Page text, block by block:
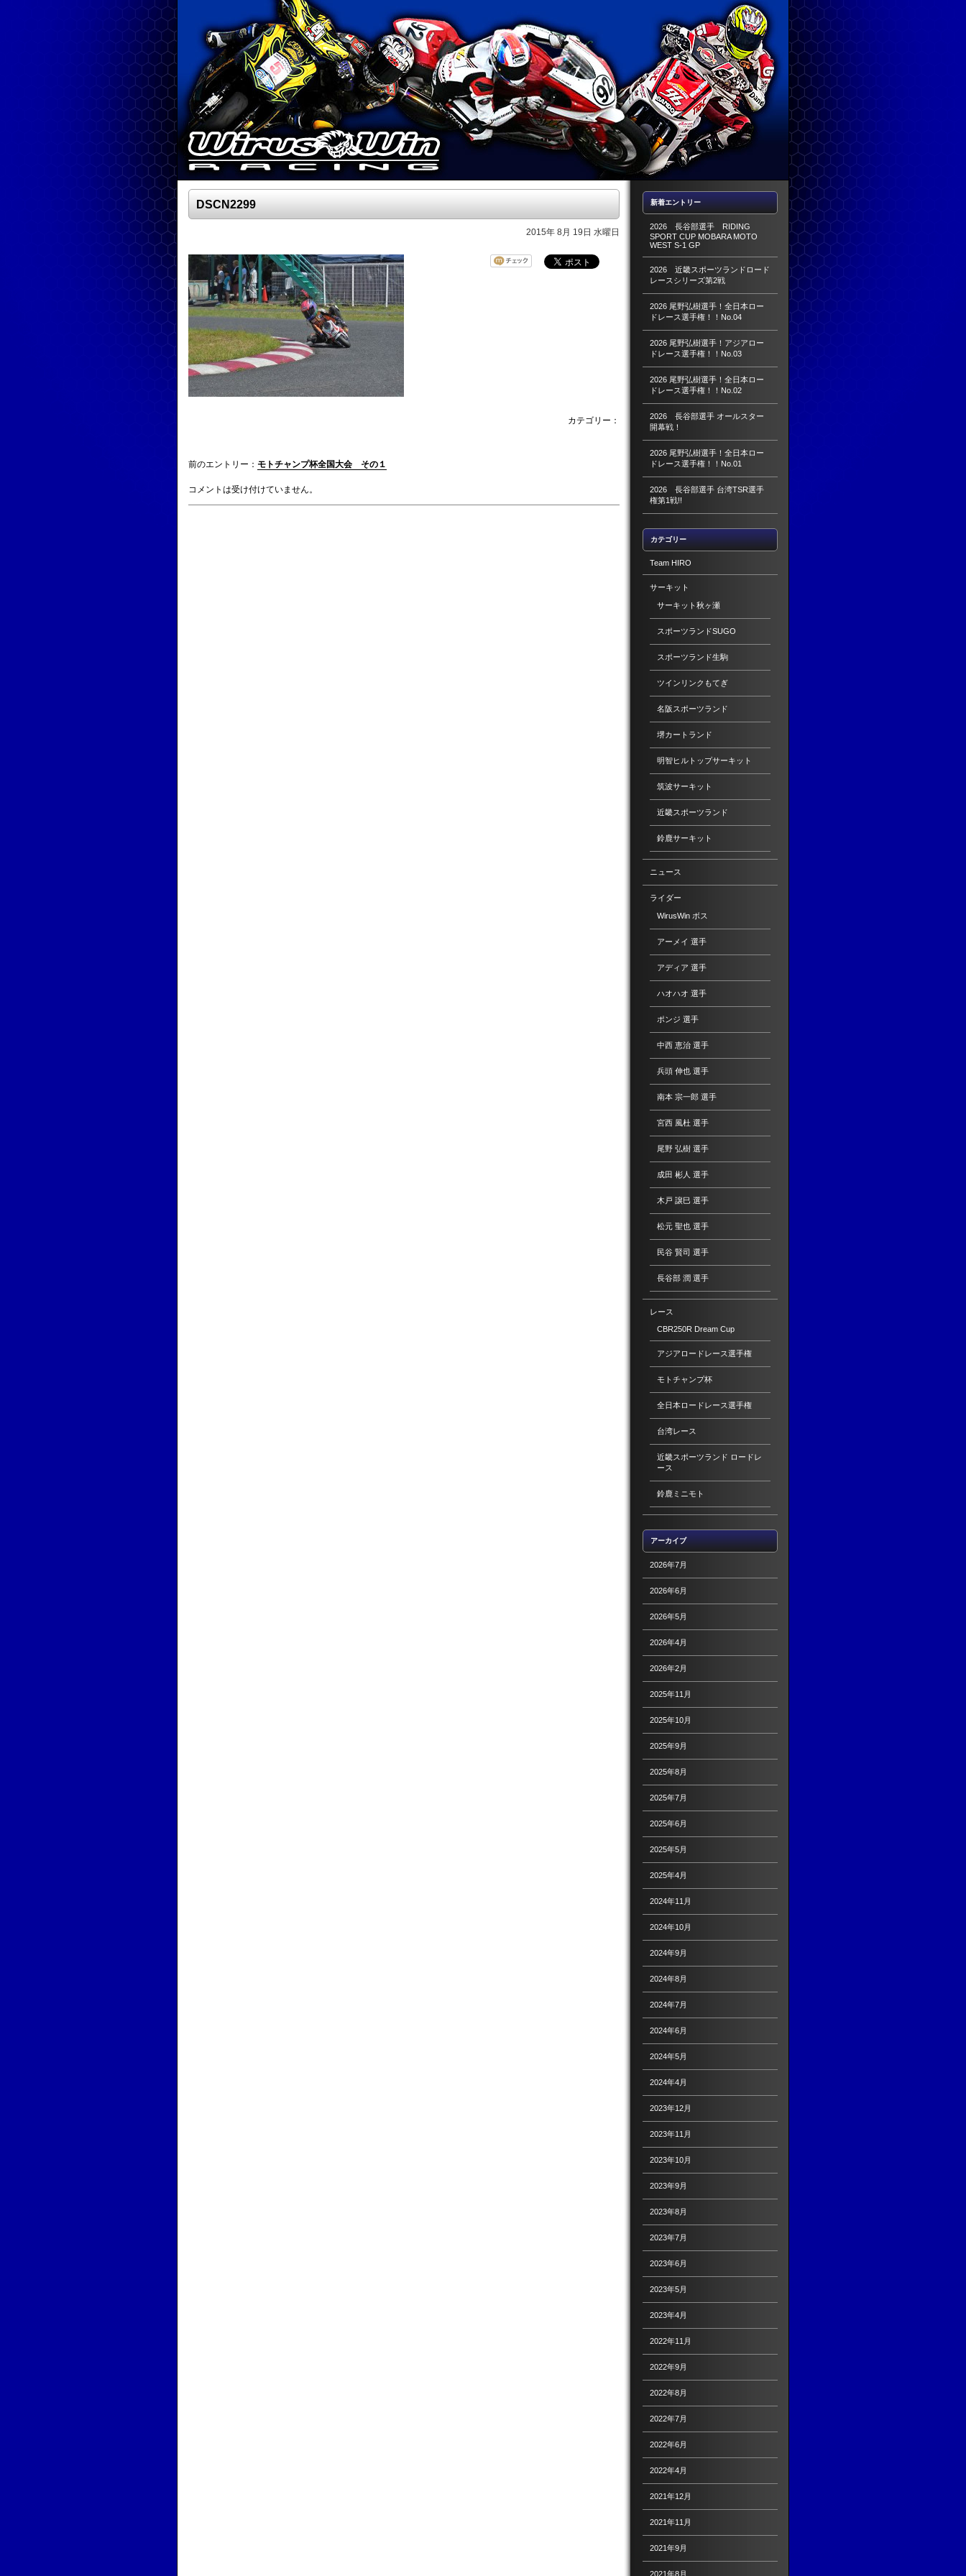
DSCN2299
2015年 8月 19日 水曜日
カテゴリー：
前のエントリー： モトチャンプ杯全国大会 その１
コメントは受け付けていません。
新着エントリー
2026 長谷部選手 RIDING
SPORT CUP MOBARA MOTO
WEST S-1 GP
2026 近畿スポーツランドロード
レースシリーズ第2戦
2026 尾野弘樹選手！全日本ロー
ドレース選手権！！No.04
2026 尾野弘樹選手！アジアロー
ドレース選手権！！No.03
2026 尾野弘樹選手！全日本ロー
ドレース選手権！！No.02
2026 長谷部選手 オールスター
開幕戦！
2026 尾野弘樹選手！全日本ロー
ドレース選手権！！No.01
2026 長谷部選手 台湾TSR選手
権第1戦!!
カテゴリー
Team HIRO
サーキット
サーキット秋ヶ瀬
スポーツランドSUGO
スポーツランド生駒
ツインリンクもてぎ
名阪スポーツランド
堺カートランド
明智ヒルトップサーキット
筑波サーキット
近畿スポーツランド
鈴鹿サーキット
ニュース
ライダー
WirusWin ボス
アーメイ 選手
アディア 選手
ハオハオ 選手
ポンジ 選手
中西 恵治 選手
兵頭 伸也 選手
南本 宗一郎 選手
宮西 風杜 選手
尾野 弘樹 選手
成田 彬人 選手
木戸 譲巳 選手
松元 聖也 選手
民谷 賢司 選手
長谷部 潤 選手
レース
CBR250R Dream Cup
アジアロードレース選手権
モトチャンプ杯
全日本ロードレース選手権
台湾レース
近畿スポーツランド ロードレ
ース
鈴鹿ミニモト
アーカイブ
2026年7月
2026年6月
2026年5月
2026年4月
2026年2月
2025年11月
2025年10月
2025年9月
2025年8月
2025年7月
2025年6月
2025年5月
2025年4月
2024年11月
2024年10月
2024年9月
2024年8月
2024年7月
2024年6月
2024年5月
2024年4月
2023年12月
2023年11月
2023年10月
2023年9月
2023年8月
2023年7月
2023年6月
2023年5月
2023年4月
2022年11月
2022年9月
2022年8月
2022年7月
2022年6月
2022年4月
2021年12月
2021年11月
2021年9月
2021年8月